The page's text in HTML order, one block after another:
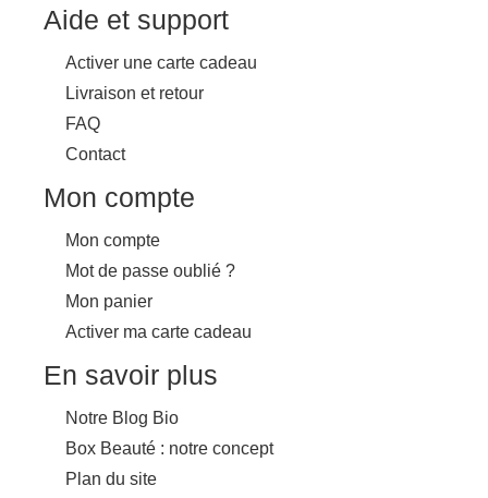
Aide et support
Activer une carte cadeau
Livraison et retour
FAQ
Contact
Mon compte
Mon compte
Mot de passe oublié ?
Mon panier
Activer ma carte cadeau
En savoir plus
Notre Blog Bio
Box Beauté : notre concept
Plan du site